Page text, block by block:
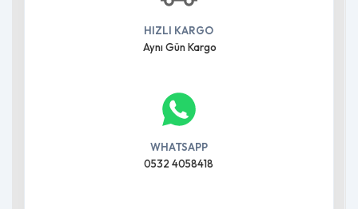
HIZLI KARGO
Aynı Gün Kargo
WHATSAPP
0532 4058418